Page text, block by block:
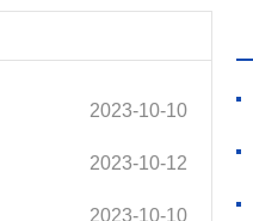
2023-10-10
2023-10-12
2023-10-10